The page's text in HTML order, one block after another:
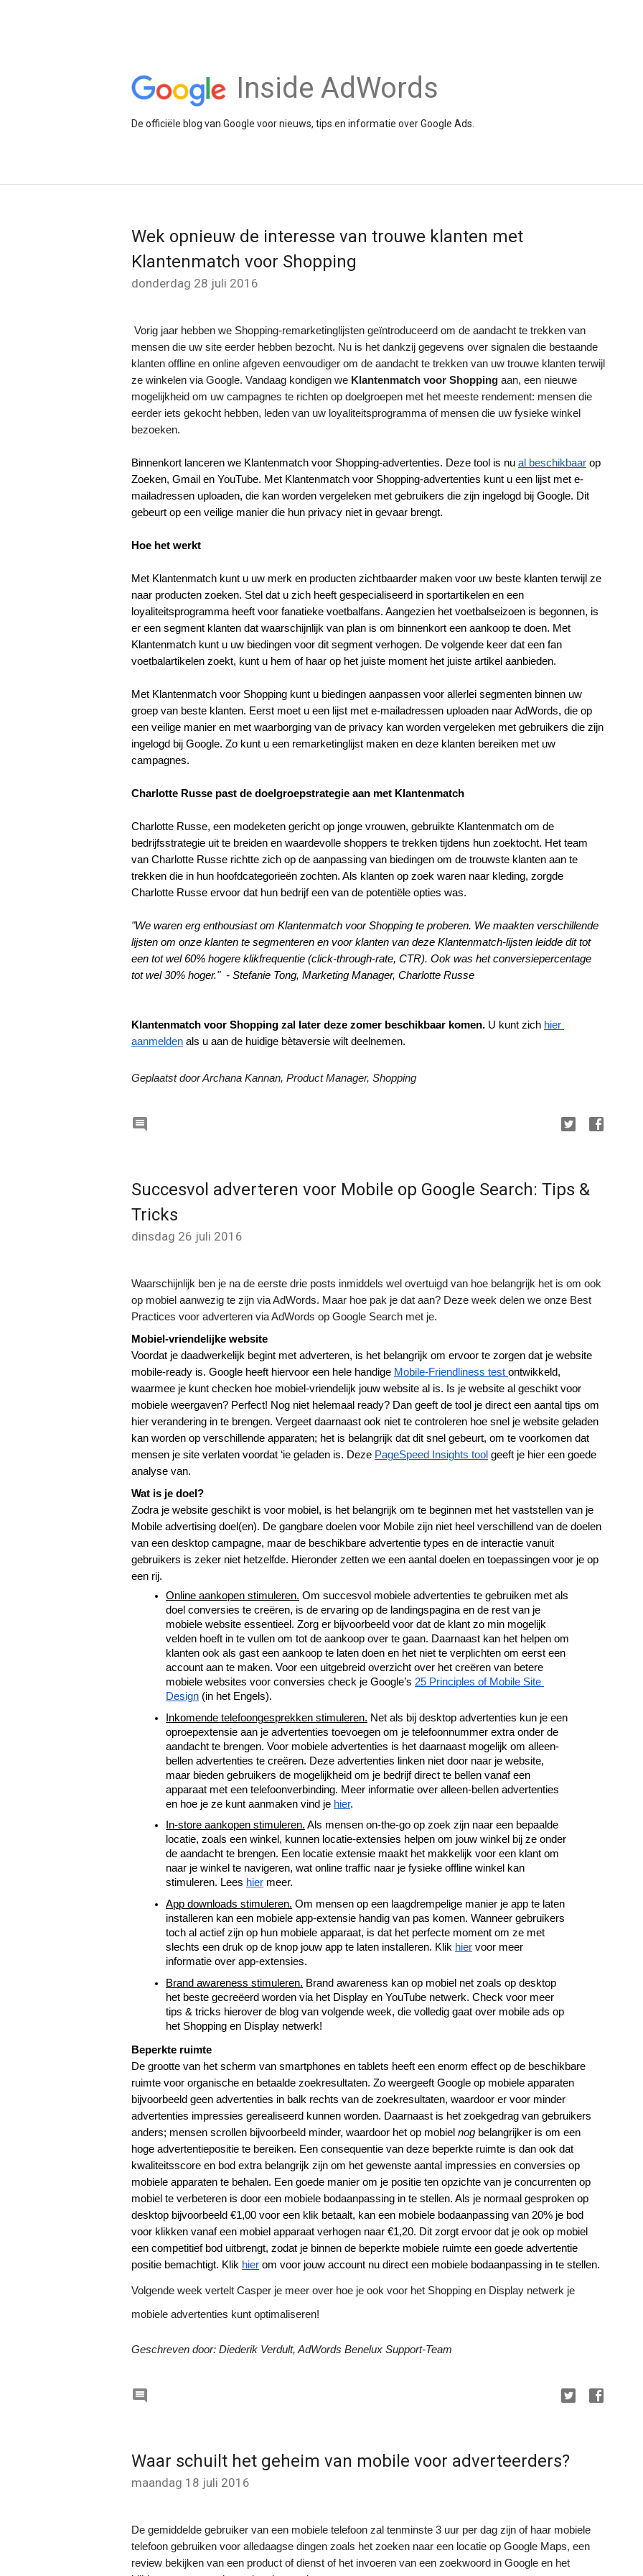
Inside AdWords
De officiële blog van Google voor nieuws, tips en informatie over Google Ads.
Wek opnieuw de interesse van trouwe klanten met
Klantenmatch voor Shopping
donderdag 28 juli 2016
Vorig jaar hebben we Shopping-remarketinglijsten geïntroduceerd om de aandacht te trekken van
mensen die uw site eerder hebben bezocht. Nu is het dankzij gegevens over signalen die bestaande
klanten offline en online afgeven eenvoudiger om de aandacht te trekken van uw trouwe klanten terwijl
ze winkelen via Google. Vandaag kondigen we Klantenmatch voor Shopping aan, een nieuwe
mogelijkheid om uw campagnes te richten op doelgroepen met het meeste rendement: mensen die
eerder iets gekocht hebben, leden van uw loyaliteitsprogramma of mensen die uw fysieke winkel
bezoeken.
Binnenkort lanceren we Klantenmatch voor Shopping-advertenties. Deze tool is nu al beschikbaar op
Zoeken, Gmail en YouTube. Met Klantenmatch voor Shopping-advertenties kunt u een lijst met e-
mailadressen uploaden, die kan worden vergeleken met gebruikers die zijn ingelogd bij Google. Dit
gebeurt op een veilige manier die hun privacy niet in gevaar brengt.
Hoe het werkt
Met Klantenmatch kunt u uw merk en producten zichtbaarder maken voor uw beste klanten terwijl ze
naar producten zoeken. Stel dat u zich heeft gespecialiseerd in sportartikelen en een
loyaliteitsprogramma heeft voor fanatieke voetbalfans. Aangezien het voetbalseizoen is begonnen, is
er een segment klanten dat waarschijnlijk van plan is om binnenkort een aankoop te doen. Met
Klantenmatch kunt u uw biedingen voor dit segment verhogen. De volgende keer dat een fan
voetbalartikelen zoekt, kunt u hem of haar op het juiste moment het juiste artikel aanbieden.
Met Klantenmatch voor Shopping kunt u biedingen aanpassen voor allerlei segmenten binnen uw
groep van beste klanten. Eerst moet u een lijst met e-mailadressen uploaden naar AdWords, die op
een veilige manier en met waarborging van de privacy kan worden vergeleken met gebruikers die zijn
ingelogd bij Google. Zo kunt u een remarketinglijst maken en deze klanten bereiken met uw
campagnes.
Charlotte Russe past de doelgroepstrategie aan met Klantenmatch
Charlotte Russe, een modeketen gericht op jonge vrouwen, gebruikte Klantenmatch om de
bedrijfsstrategie uit te breiden en waardevolle shoppers te trekken tijdens hun zoektocht. Het team
van Charlotte Russe richtte zich op de aanpassing van biedingen om de trouwste klanten aan te
trekken die in hun hoofdcategorieën zochten. Als klanten op zoek waren naar kleding, zorgde
Charlotte Russe ervoor dat hun bedrijf een van de potentiële opties was.
"We waren erg enthousiast om Klantenmatch voor Shopping te proberen. We maakten verschillende
lijsten om onze klanten te segmenteren en voor klanten van deze Klantenmatch-lijsten leidde dit tot
een tot wel 60% hogere klikfrequentie (click-through-rate, CTR). Ook was het conversiepercentage
tot wel 30% hoger."  - Stefanie Tong, Marketing Manager, Charlotte Russe
Klantenmatch voor Shopping zal later deze zomer beschikbaar komen. U kunt zich hier
aanmelden als u aan de huidige bètaversie wilt deelnemen.
Geplaatst door Archana Kannan, Product Manager, Shopping

Succesvol adverteren voor Mobile op Google Search: Tips &
Tricks
dinsdag 26 juli 2016
Waarschijnlijk ben je na de eerste drie posts inmiddels wel overtuigd van hoe belangrijk het is om ook
op mobiel aanwezig te zijn via AdWords. Maar hoe pak je dat aan? Deze week delen we onze Best
Practices voor adverteren via AdWords op Google Search met je.
Mobiel-vriendelijke website
Voordat je daadwerkelijk begint met adverteren, is het belangrijk om ervoor te zorgen dat je website
mobile-ready is. Google heeft hiervoor een hele handige Mobile-Friendliness test ontwikkeld,
waarmee je kunt checken hoe mobiel-vriendelijk jouw website al is. Is je website al geschikt voor
mobiele weergaven? Perfect! Nog niet helemaal ready? Dan geeft de tool je direct een aantal tips om
hier verandering in te brengen. Vergeet daarnaast ook niet te controleren hoe snel je website geladen
kan worden op verschillende apparaten; het is belangrijk dat dit snel gebeurt, om te voorkomen dat
mensen je site verlaten voordat ‘ie geladen is. Deze PageSpeed Insights tool geeft je hier een goede
analyse van.
Wat is je doel?
Zodra je website geschikt is voor mobiel, is het belangrijk om te beginnen met het vaststellen van je
Mobile advertising doel(en). De gangbare doelen voor Mobile zijn niet heel verschillend van de doelen
van een desktop campagne, maar de beschikbare advertentie types en de interactie vanuit
gebruikers is zeker niet hetzelfde. Hieronder zetten we een aantal doelen en toepassingen voor je op
een rij.
Online aankopen stimuleren. Om succesvol mobiele advertenties te gebruiken met als
doel conversies te creëren, is de ervaring op de landingspagina en de rest van je
mobiele website essentieel. Zorg er bijvoorbeeld voor dat de klant zo min mogelijk
velden hoeft in te vullen om tot de aankoop over te gaan. Daarnaast kan het helpen om
klanten ook als gast een aankoop te laten doen en het niet te verplichten om eerst een
account aan te maken. Voor een uitgebreid overzicht over het creëren van betere
mobiele websites voor conversies check je Google’s 25 Principles of Mobile Site
Design (in het Engels).
Inkomende telefoongesprekken stimuleren. Net als bij desktop advertenties kun je een
oproepextensie aan je advertenties toevoegen om je telefoonnummer extra onder de
aandacht te brengen. Voor mobiele advertenties is het daarnaast mogelijk om alleen-
bellen advertenties te creëren. Deze advertenties linken niet door naar je website,
maar bieden gebruikers de mogelijkheid om je bedrijf direct te bellen vanaf een
apparaat met een telefoonverbinding. Meer informatie over alleen-bellen advertenties
en hoe je ze kunt aanmaken vind je hier.
In-store aankopen stimuleren. Als mensen on-the-go op zoek zijn naar een bepaalde
locatie, zoals een winkel, kunnen locatie-extensies helpen om jouw winkel bij ze onder
de aandacht te brengen. Een locatie extensie maakt het makkelijk voor een klant om
naar je winkel te navigeren, wat online traffic naar je fysieke offline winkel kan
stimuleren. Lees hier meer.
App downloads stimuleren. Om mensen op een laagdrempelige manier je app te laten
installeren kan een mobiele app-extensie handig van pas komen. Wanneer gebruikers
toch al actief zijn op hun mobiele apparaat, is dat het perfecte moment om ze met
slechts een druk op de knop jouw app te laten installeren. Klik hier voor meer
informatie over app-extensies.
Brand awareness stimuleren. Brand awareness kan op mobiel net zoals op desktop
het beste gecreëerd worden via het Display en YouTube netwerk. Check voor meer
tips & tricks hierover de blog van volgende week, die volledig gaat over mobile ads op
het Shopping en Display netwerk!
Beperkte ruimte
De grootte van het scherm van smartphones en tablets heeft een enorm effect op de beschikbare
ruimte voor organische en betaalde zoekresultaten. Zo weergeeft Google op mobiele apparaten
bijvoorbeeld geen advertenties in balk rechts van de zoekresultaten, waardoor er voor minder
advertenties impressies gerealiseerd kunnen worden. Daarnaast is het zoekgedrag van gebruikers
anders; mensen scrollen bijvoorbeeld minder, waardoor het op mobiel nog belangrijker is om een
hoge advertentiepositie te bereiken. Een consequentie van deze beperkte ruimte is dan ook dat
kwaliteitsscore en bod extra belangrijk zijn om het gewenste aantal impressies en conversies op
mobiele apparaten te behalen. Een goede manier om je positie ten opzichte van je concurrenten op
mobiel te verbeteren is door een mobiele bodaanpassing in te stellen. Als je normaal gesproken op
desktop bijvoorbeeld €1,00 voor een klik betaalt, kan een mobiele bodaanpassing van 20% je bod
voor klikken vanaf een mobiel apparaat verhogen naar €1,20. Dit zorgt ervoor dat je ook op mobiel
een competitief bod uitbrengt, zodat je binnen de beperkte mobiele ruimte een goede advertentie
positie bemachtigt. Klik hier om voor jouw account nu direct een mobiele bodaanpassing in te stellen.
Volgende week vertelt Casper je meer over hoe je ook voor het Shopping en Display netwerk je
mobiele advertenties kunt optimaliseren!
Geschreven door: Diederik Verdult, AdWords Benelux Support-Team

Waar schuilt het geheim van mobile voor adverteerders?
maandag 18 juli 2016
De gemiddelde gebruiker van een mobiele telefoon zal tenminste 3 uur per dag zijn of haar mobiele
telefoon gebruiken voor alledaagse dingen zoals het zoeken naar een locatie op Google Maps, een
review bekijken van een product of dienst of het invoeren van een zoekwoord in Google en het